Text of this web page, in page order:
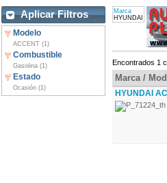
Aplicar Filtros
Modelo
ACCENT (1)
Combustible
Gasolina (1)
Estado
Ocasión (1)
Marca
HYUNDAI
Encontrados 1
Marca /
HYUNDAI